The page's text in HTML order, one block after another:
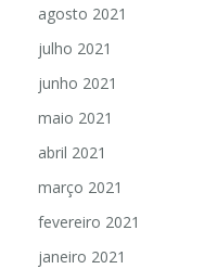
agosto 2021
julho 2021
junho 2021
maio 2021
abril 2021
março 2021
fevereiro 2021
janeiro 2021